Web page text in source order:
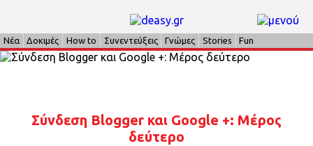
Νέα Δοκιμές How to Συνεντεύξεις Γνώμες Stories Fun
Σύνδεση Blogger και Google +: Μέρος
δεύτερο